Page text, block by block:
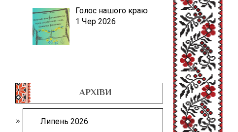
Голос нашого краю
1 Чер 2026
АРХІВИ
Липень 2026